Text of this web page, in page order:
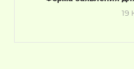
19